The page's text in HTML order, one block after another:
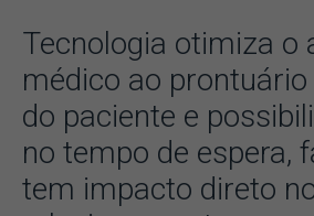
Tecnologia otimiza o
médico ao
do paciente e
no tempo de espera,
tem impacto direto